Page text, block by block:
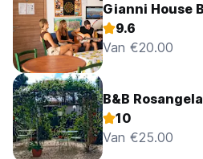
Gianni House
9.6
Van €20.00
B&B Rosangela
10
Van €25.00